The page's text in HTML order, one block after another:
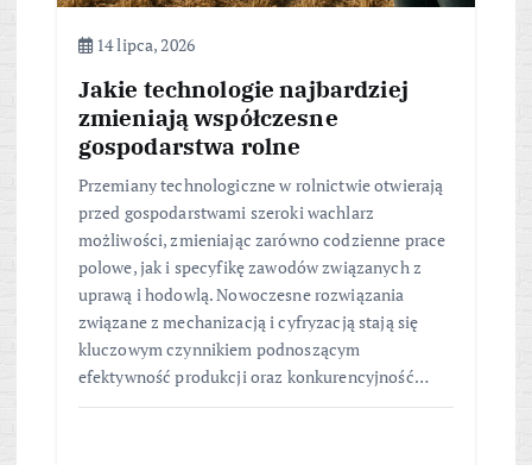
14 lipca, 2026
Jakie technologie najbardziej
zmieniają współczesne
gospodarstwa rolne
Przemiany technologiczne w rolnictwie otwierają
przed gospodarstwami szeroki wachlarz
możliwości, zmieniając zarówno codzienne prace
polowe, jak i specyfikę zawodów związanych z
uprawą i hodowlą. Nowoczesne rozwiązania
związane z mechanizacją i cyfryzacją stają się
kluczowym czynnikiem podnoszącym
efektywność produkcji oraz konkurencyjność…